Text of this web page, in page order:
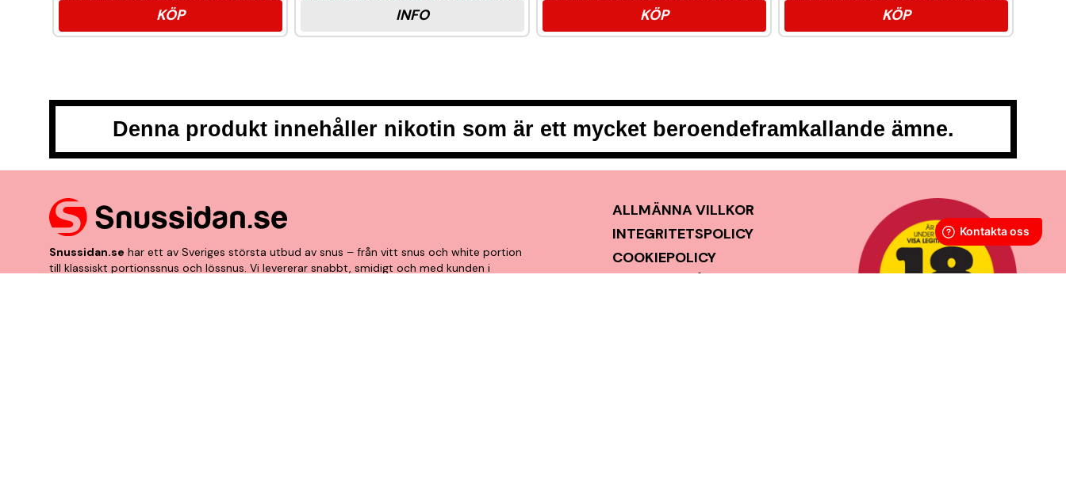
KÖP INFO KÖP KÖP
Denna produkt innehåller nikotin som är ett mycket beroendeframkallande ämne.
Snussidan.se har ett av Sveriges största utbud av snus – från vitt snus och white portion
till klassiskt portionssnus och lössnus. Vi levererar snabbt, smidigt och med kunden i
ALLMÄNNA VILLKOR
INTEGRITETSPOLICY
COOKIEPOLICY